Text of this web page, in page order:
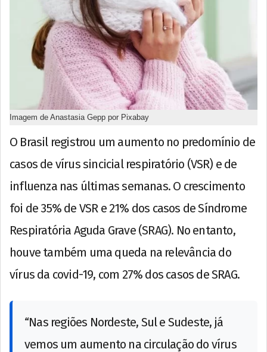
Imagem de Anastasia Gepp por Pixabay
O Brasil registrou um aumento no predomínio de
casos de vírus sincicial respiratório (VSR) e de
influenza nas últimas semanas. O crescimento
foi de 35% de VSR e 21% dos casos de Síndrome
Respiratória Aguda Grave (SRAG). No entanto,
houve também uma queda na relevância do
vírus da covid-19, com 27% dos casos de SRAG.
“Nas regiões Nordeste, Sul e Sudeste, já
vemos um aumento na circulação do vírus